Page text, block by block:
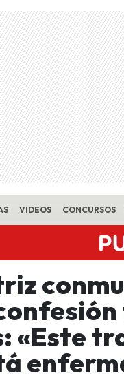
VIDEOS CONCURSOS
«Este